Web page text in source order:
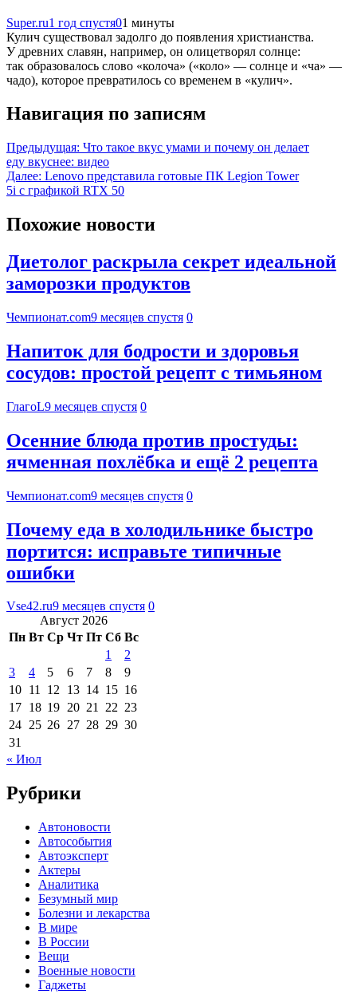
Super.ru1 год спустя01 минуты
Кулич существовал задолго до появления христианства.
У древних славян, например, он олицетворял солнце:
так образовалось слово «колоча» («коло» — солнце и «ча» —
чадо), которое превратилось со временем в «кулич».
Навигация по записям
Предыдущая: Что такое вкус умами и почему он делает
еду вкуснее: видео
Далее: Lenovo представила готовые ПК Legion Tower
5i с графикой RTX 50
Похожие новости
Диетолог раскрыла секрет идеальной
заморозки продуктов
Чемпионат.com9 месяцев спустя 0
Напиток для бодрости и здоровья
сосудов: простой рецепт с тимьяном
ГлагоL9 месяцев спустя 0
Осенние блюда против простуды:
ячменная похлёбка и ещё 2 рецепта
Чемпионат.com9 месяцев спустя 0
Почему еда в холодильнике быстро
портится: исправьте типичные
ошибки
Vse42.ru9 месяцев спустя 0
Август 2026
Пн Вт Ср Чт Пт Сб Вс
1
2
3
4 5 6 7 8
9
10 11 12 13 14 15 16
17 18 19 20 21 22 23
24 25 26 27 28 29 30
31
« Июл
Рубрики
Автоновости
Автособытия
Автоэксперт
Актеры
Аналитика
Безумный мир
Болезни и лекарства
В мире
В России
Вещи
Военные новости
Гаджеты